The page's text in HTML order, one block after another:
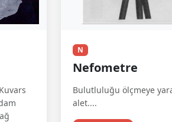
N
Nefometre
Bulutluluğu ölçmeye
alet....